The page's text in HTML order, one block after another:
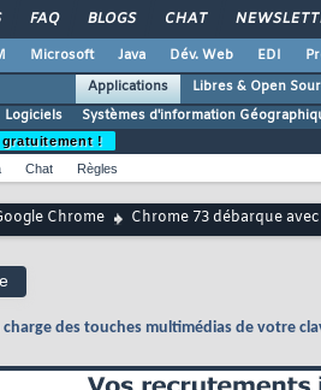
FAQ BLOGS CHAT
Microsoft Java Dév. Web EDI
Applications
Libres & Open
Logiciels
Systèmes d'information
!
Chat Règles
Chrome Chrome 73 débarque
des touches multimédias de votre